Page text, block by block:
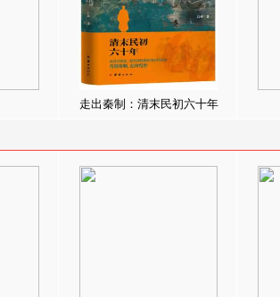
走出秦制：清末民初六十年